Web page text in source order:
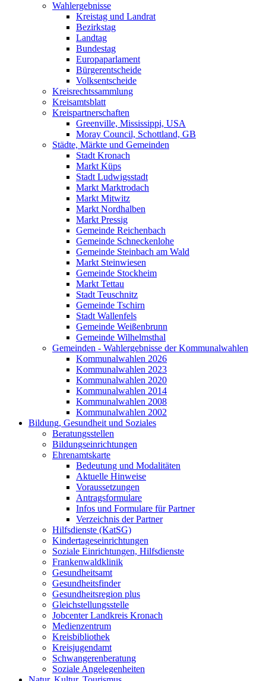
Wahlergebnisse
Kreistag und Landrat
Bezirkstag
Landtag
Bundestag
Europaparlament
Bürgerentscheide
Volksentscheide
Kreisrechtssammlung
Kreisamtsblatt
Kreispartnerschaften
Greenville, Mississippi, USA
Moray Council, Schottland, GB
Städte, Märkte und Gemeinden
Stadt Kronach
Markt Küps
Stadt Ludwigsstadt
Markt Marktrodach
Markt Mitwitz
Markt Nordhalben
Markt Pressig
Gemeinde Reichenbach
Gemeinde Schneckenlohe
Gemeinde Steinbach am Wald
Markt Steinwiesen
Gemeinde Stockheim
Markt Tettau
Stadt Teuschnitz
Gemeinde Tschirn
Stadt Wallenfels
Gemeinde Weißenbrunn
Gemeinde Wilhelmsthal
Gemeinden - Wahlergebnisse der Kommunalwahlen
Kommunalwahlen 2026
Kommunalwahlen 2023
Kommunalwahlen 2020
Kommunalwahlen 2014
Kommunalwahlen 2008
Kommunalwahlen 2002
Bildung, Gesundheit und Soziales
Beratungsstellen
Bildungseinrichtungen
Ehrenamtskarte
Bedeutung und Modalitäten
Aktuelle Hinweise
Voraussetzungen
Antragsformulare
Infos und Formulare für Partner
Verzeichnis der Partner
Hilfsdienste (KatSG)
Kindertageseinrichtungen
Soziale Einrichtungen, Hilfsdienste
Frankenwaldklinik
Gesundheitsamt
Gesundheitsfinder
Gesundheitsregion plus
Gleichstellungsstelle
Jobcenter Landkreis Kronach
Medienzentrum
Kreisbibliothek
Kreisjugendamt
Schwangerenberatung
Soziale Angelegenheiten